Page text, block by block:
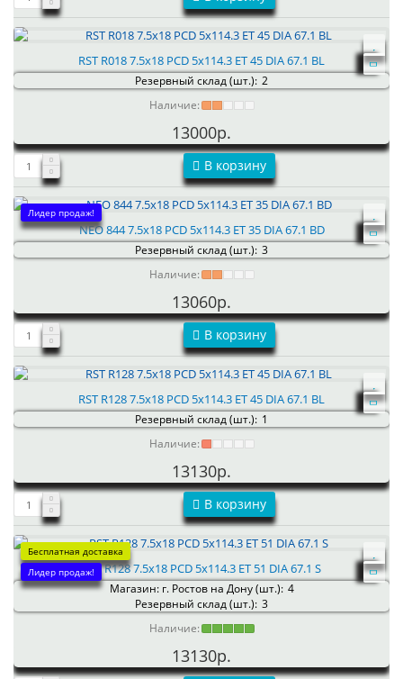
RST R018 7.5x18 PCD 5x114.3 ET 45 DIA 67.1 BL
Резервный склад (шт.): 2
Наличие:
13000р.
В корзину
Лидер продаж!
NEO 844 7.5x18 PCD 5x114.3 ET 35 DIA 67.1 BD
Резервный склад (шт.): 3
Наличие:
13060р.
В корзину
RST R128 7.5x18 PCD 5x114.3 ET 45 DIA 67.1 BL
Резервный склад (шт.): 1
Наличие:
13130р.
В корзину
Бесплатная доставка
Лидер продаж!RST R128 7.5x18 PCD 5x114.3 ET 51 DIA 67.1 S
Магазин: г. Ростов на Дону (шт.): 4
Резервный склад (шт.): 3
Наличие:
13130р.